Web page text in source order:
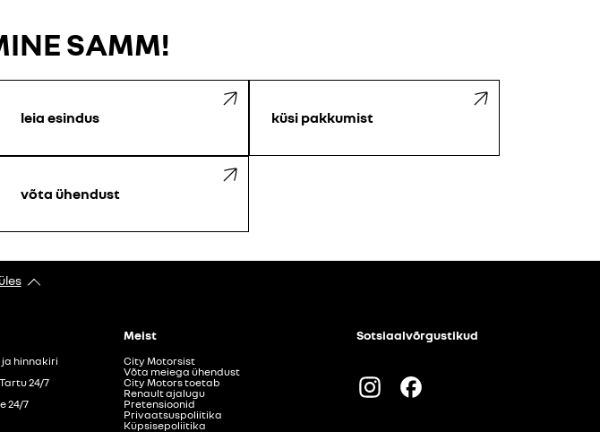
SAMM!
leia esindus küsi pakkumist
võta ühendust
hinnakiri
24/7
24/7
Meist
City Motorsist
Võta meiega ühendust
City Motors toetab
Renault ajalugu
Pretensioonid
Privaatsuspoliitika
Küpsisepoliitika
Sotsiaalvõrgustikud
Instagram